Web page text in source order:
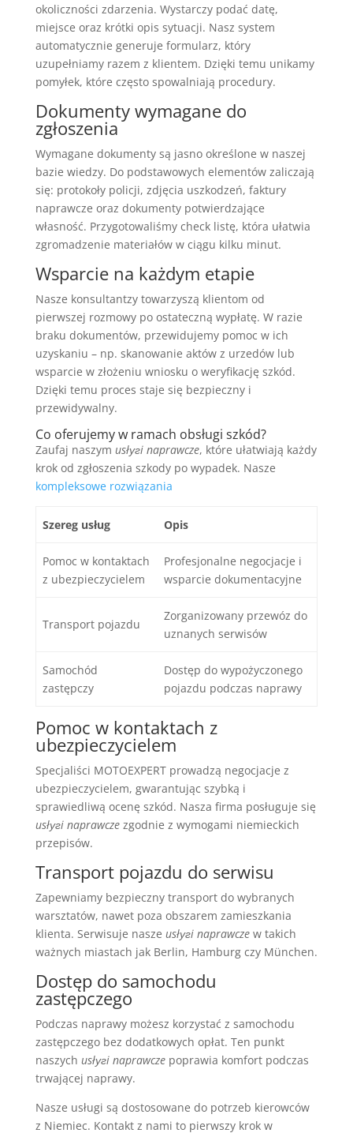
okoliczności zdarzenia. Wystarczy podać datę,
miejsce oraz krótki opis sytuacji. Nasz system
automatycznie generuje formularz, który
uzupełniamy razem z klientem. Dzięki temu unikamy
pomyłek, które często spowalniają procedury.
Dokumenty wymagane do
zgłoszenia
Wymagane dokumenty są jasno określone w naszej
bazie wiedzy. Do podstawowych elementów zaliczają
się: protokoły policji, zdjęcia uszkodzeń, faktury
naprawcze oraz dokumenty potwierdzające
własność. Przygotowaliśmy check listę, która ułatwia
zgromadzenie materiałów w ciągu kilku minut.
Wsparcie na każdym etapie
Nasze konsultantzy towarzyszą klientom od
pierwszej rozmowy po ostateczną wypłatę. W razie
braku dokumentów, przewidujemy pomoc w ich
uzyskaniu – np. skanowanie aktów z urzedów lub
wsparcie w złożeniu wniosku o weryfikację szkód.
Dzięki temu proces staje się bezpieczny i
przewidywalny.
Co oferujemy w ramach obsługi szkód?
Zaufaj naszym usłугi naprawcze, które ułatwiają każdy
krok od zgłoszenia szkody po wypadek. Nasze
kompleksowe rozwiązania
Szereg usług Opis
Pomoc w kontaktach
z ubezpieczycielem
Profesjonalne negocjacje i
wsparcie dokumentacyjne
Transport pojazdu
Zorganizowany przewóz do
uznanych serwisów
Samochód
zastępczy
Dostęp do wypożyczonego
pojazdu podczas naprawy
Pomoc w kontaktach z
ubezpieczycielem
Specjaliści MOTOEXPERT prowadzą negocjacje z
ubezpieczycielem, gwarantując szybką i
sprawiedliwą ocenę szkód. Nasza firma posługuje się
usłугi naprawczezgodnie z wymogami niemieckich
przepisów.
Transport pojazdu do serwisu
Zapewniamy bezpieczny transport do wybranych
warsztatów, nawet poza obszarem zamieszkania
klienta. Serwisuje nasze usłугi naprawczew takich
ważnych miastach jak Berlin, Hamburg czy München.
Dostęp do samochodu
zastępczego
Podczas naprawy możesz korzystać z samochodu
zastępczego bez dodatkowych opłat. Ten punkt
naszych usłугi naprawczepoprawia komfort podczas
trwającej naprawy.
Nasze usługi są dostosowane do potrzeb kierowców
z Niemiec. Kontakt z nami to pierwszy krok w